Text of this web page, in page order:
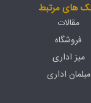
های مرتبط
مقالات
فروشگاه
میز اداری
مبلمان اداری